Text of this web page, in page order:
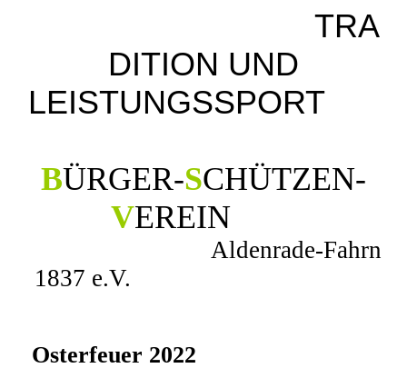
TRA
DITION UND
LEISTUNGSSPORT
BÜRGER-SCHÜTZEN-
VEREIN
Aldenrade-Fahrn
1837 e.V.
Osterfeuer 2022